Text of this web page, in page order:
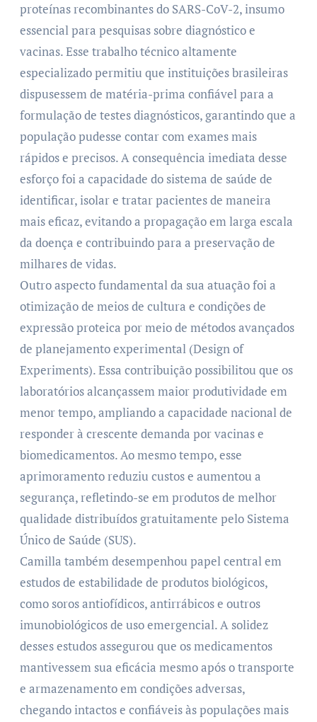
proteínas recombinantes do SARS-CoV-2, insumo
essencial para pesquisas sobre diagnóstico e
vacinas. Esse trabalho técnico altamente
especializado permitiu que instituições brasileiras
dispusessem de matéria-prima confiável para a
formulação de testes diagnósticos, garantindo que a
população pudesse contar com exames mais
rápidos e precisos. A consequência imediata desse
esforço foi a capacidade do sistema de saúde de
identificar, isolar e tratar pacientes de maneira
mais eficaz, evitando a propagação em larga escala
da doença e contribuindo para a preservação de
milhares de vidas.
Outro aspecto fundamental da sua atuação foi a
otimização de meios de cultura e condições de
expressão proteica por meio de métodos avançados
de planejamento experimental (Design of
Experiments). Essa contribuição possibilitou que os
laboratórios alcançassem maior produtividade em
menor tempo, ampliando a capacidade nacional de
responder à crescente demanda por vacinas e
biomedicamentos. Ao mesmo tempo, esse
aprimoramento reduziu custos e aumentou a
segurança, refletindo-se em produtos de melhor
qualidade distribuídos gratuitamente pelo Sistema
Único de Saúde (SUS).
Camilla também desempenhou papel central em
estudos de estabilidade de produtos biológicos,
como soros antiofídicos, antirrábicos e outros
imunobiológicos de uso emergencial. A solidez
desses estudos assegurou que os medicamentos
mantivessem sua eficácia mesmo após o transporte
e armazenamento em condições adversas,
chegando intactos e confiáveis às populações mais